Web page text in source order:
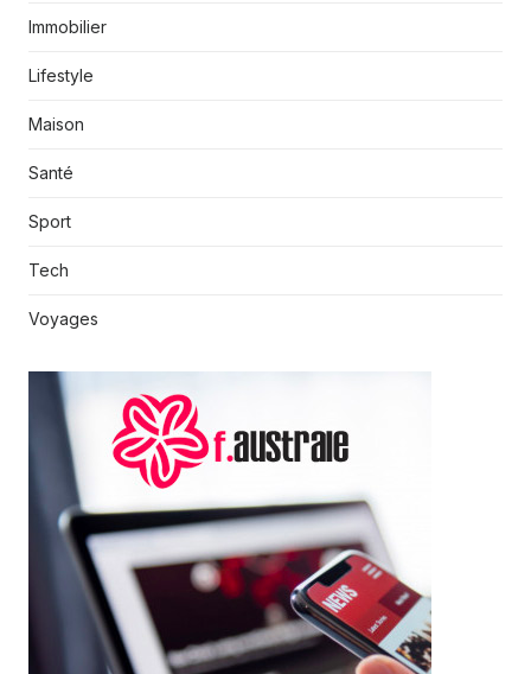
Immobilier
Lifestyle
Maison
Santé
Sport
Tech
Voyages